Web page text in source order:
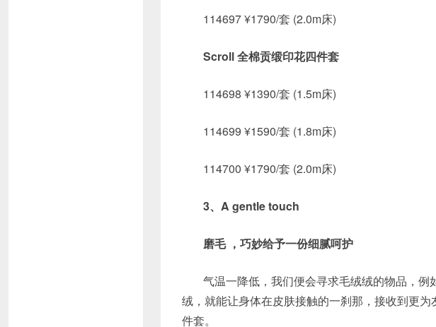
114697 ¥1790/套 (2.0m床)
Scroll 全棉贡缎印花四件套
114698 ¥1390/套 (1.5m床)
114699 ¥1590/套 (1.8m床)
114700 ¥1790/套 (2.0m床)
3、A gentle touch
磨毛 ，巧妙给予一份细腻呵护
气温一降低，我们便会寻求毛绒绒的物品，
绒，就能让身体在皮肤接触的一刹那，接收到更
件套。